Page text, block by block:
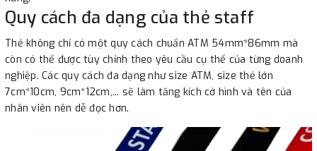
Quy cách đa dạng của thẻ staff
Thẻ không chỉ có một quy cách chuẩn ATM 54mm*86mm mà
còn có thể được tùy chỉnh theo yêu cầu cụ thể của từng doanh
nghiệp. Các quy cách đa dạng như size ATM, size thẻ lớn
7cm*10cm, 9cm*12cm,... sẽ làm tăng kích cở hình và tên của
nhân viên nên dễ đọc hơn.